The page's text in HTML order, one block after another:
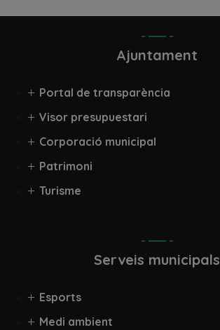
Ajuntament
Portal de transparència
Visor presupuestari
Corporació municipal
Patrimoni
Turisme
Serveis municipals
Esports
Medi ambient